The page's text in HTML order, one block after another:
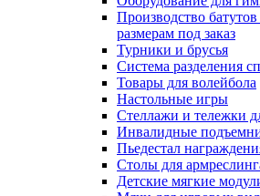
Производство
размерам под заказ
Турники и брусья
Система разделения
Товары для волейбола
Настольные игры
Стеллажи и тележки
Инвалидные
Пьедестал
Столы для
Детские мягкие